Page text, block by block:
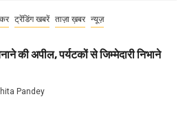
ट्रेंडिंग खबरें ताज़ा ख़बर न्यूज़
की अपील, पर्यटकों से जिम्मेदारी निभाने
Pandey